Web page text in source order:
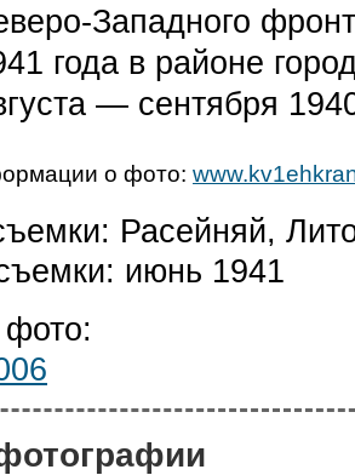
Западного
года в районе
— сентября
о фото:
Расейняй,
июнь 1941